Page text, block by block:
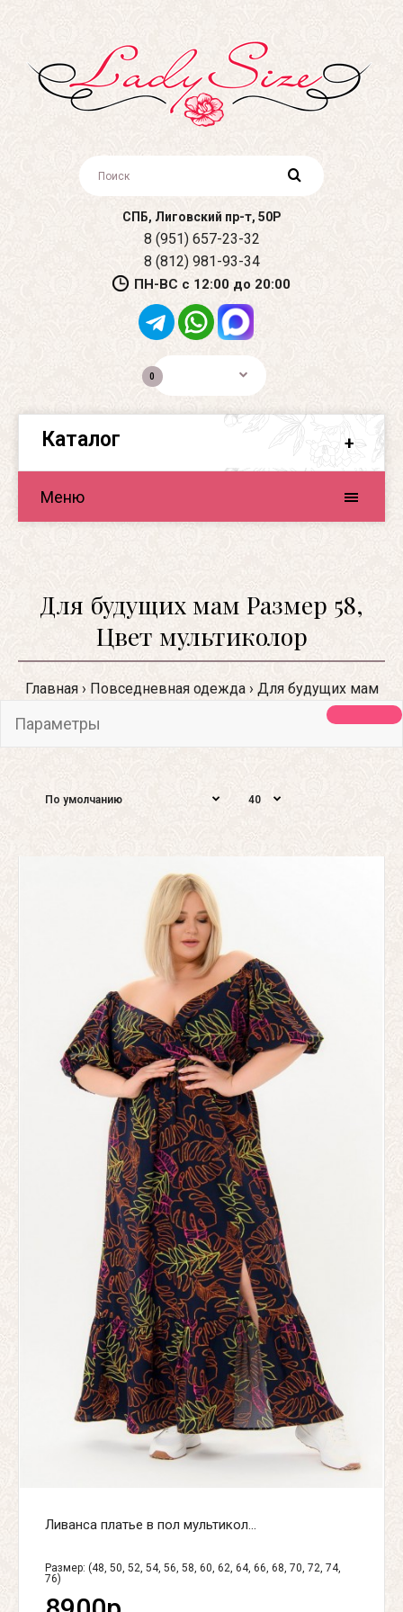
СПБ, Лиговский пр-т, 50Р
8 (951) 657-23-32
8 (812) 981-93-34
ПН-ВС с 12:00 до 20:00
0
Каталог
Меню
Для будущих мам Размер 58,
Цвет мультиколор
Главная Повседневная одежда Для будущих мам
Параметры
Ливанса платье в пол мультикол...
Размер: (48, 50, 52, 54, 56, 58, 60, 62, 64, 66, 68, 70, 72, 74,
76)